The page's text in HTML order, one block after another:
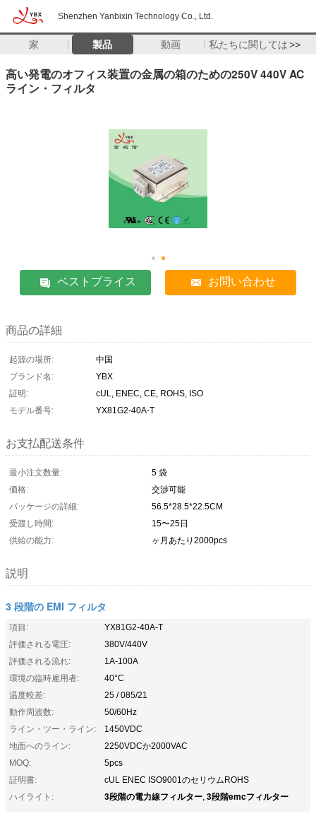
Shenzhen Yanbixin Technology Co., Ltd.
家 製品 動画 私たちに関しては>>
高い発電のオフィス装置の金属の箱のための250V 440V AC
ライン・フィルタ
ベストプライス お問い合わせ
商品の詳細
起源の場所:
中国
ブランド名:
YBX
証明:
cUL, ENEC, CE, ROHS, ISO
モデル番号:
YX81G2-40A-T
お支払配送条件
最小注文数量:
5 袋
価格:
交渉可能
パッケージの詳細:
56.5*28.5*22.5CM
受渡し時間:
15〜25日
供給の能力:
ヶ月あたり2000pcs
説明
3 段階の EMI フィルタ
項目:
YX81G2-40A-T
評価される電圧:
380V/440V
評価される流れ:
1A-100A
環境の臨時雇用者:
40°C
温度較差:
25 / 085/21
動作周波数:
50/60Hz
ライン・ツー・ライン:
1450VDC
地面へのライン:
2250VDCか2000VAC
MOQ:
5pcs
証明書:
cUL ENEC ISO9001のセリウムROHS
ハイライト:
3段階の電力線フィルター, 3段階emcフィルター